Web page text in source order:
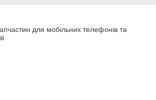
для мобільних телефонів та